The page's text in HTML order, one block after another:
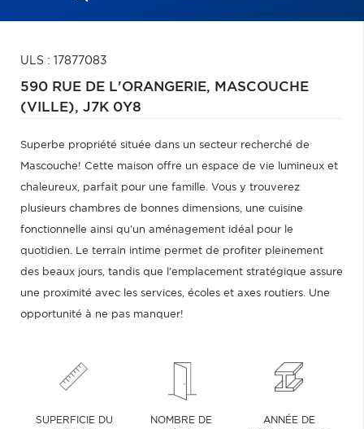
ULS : 17877083
590 RUE DE L'ORANGERIE, MASCOUCHE
(VILLE), J7K 0Y8
Superbe propriété située dans un secteur recherché de
Mascouche! Cette maison offre un espace de vie lumineux et
chaleureux, parfait pour une famille. Vous y trouverez
plusieurs chambres de bonnes dimensions, une cuisine
fonctionnelle ainsi qu'un aménagement idéal pour le
quotidien. Le terrain intime permet de profiter pleinement
des beaux jours, tandis que l'emplacement stratégique assure
une proximité avec les services, écoles et axes routiers. Une
opportunité à ne pas manquer!
SUPERFICIE DU
NOMBRE DE
ANNÉE DE